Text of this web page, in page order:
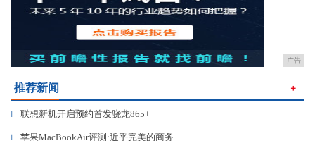
广告
推荐新闻 ＋
▎ 联想新机开启预约首发骁龙865+
苹果MacBookAir评测:近乎完美的商务